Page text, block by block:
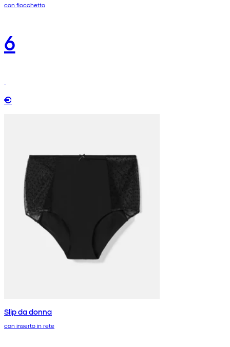
con fiocchetto
6
€
Slip da donna
con inserto in rete